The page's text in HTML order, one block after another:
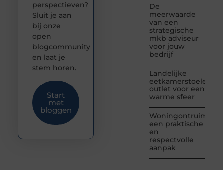
De
meerwaarde
van een
strategische
mkb adviseur
voor jouw
bedrijf
Landelijke
eetkamerstoelen
outlet voor een
warme sfeer
Woningontruiming:
een praktische
en
respectvolle
aanpak
perspectieven?
Sluit je aan
bij onze
open
blogcommunity
en laat je
stem horen.
Start
met
bloggen